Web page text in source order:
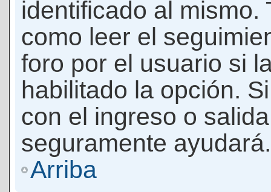
identificado al mismo.
como leer el
foro por el usuario si
habilitado la opción.
con el ingreso o
seguramente ayudará.
Arriba